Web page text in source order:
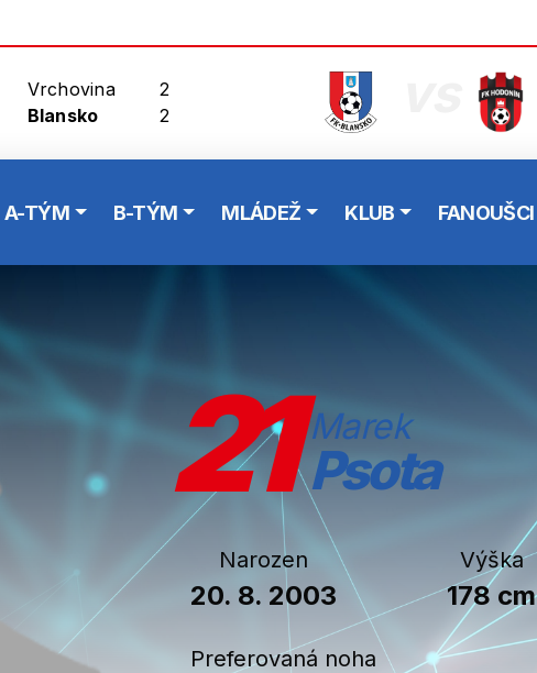
Vrchovina
Blansko
2
2
A-TÝM B-TÝM MLÁDEŽ KLUB FANOUŠCI
21 Marek
Psota
Narozen
20. 8. 2003
Výška
178 cm
Preferovaná noha